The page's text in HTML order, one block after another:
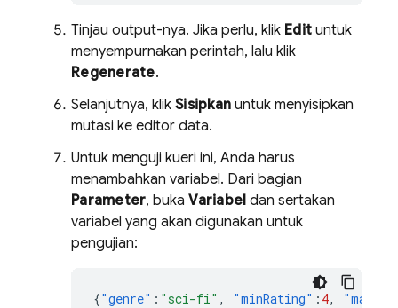
Tinjau output-nya. Jika perlu, klik Edit untuk
menyempurnakan perintah, lalu klik
Regenerate.
Selanjutnya, klik Sisipkan untuk menyisipkan
mutasi ke editor data.
Untuk menguji kueri ini, Anda harus
menambahkan variabel. Dari bagian
Parameter, bukaVariabel dan sertakan
variabel yang akan digunakan untuk
pengujian:
{"genre" : "sci-fi" , "minRating" : 4,